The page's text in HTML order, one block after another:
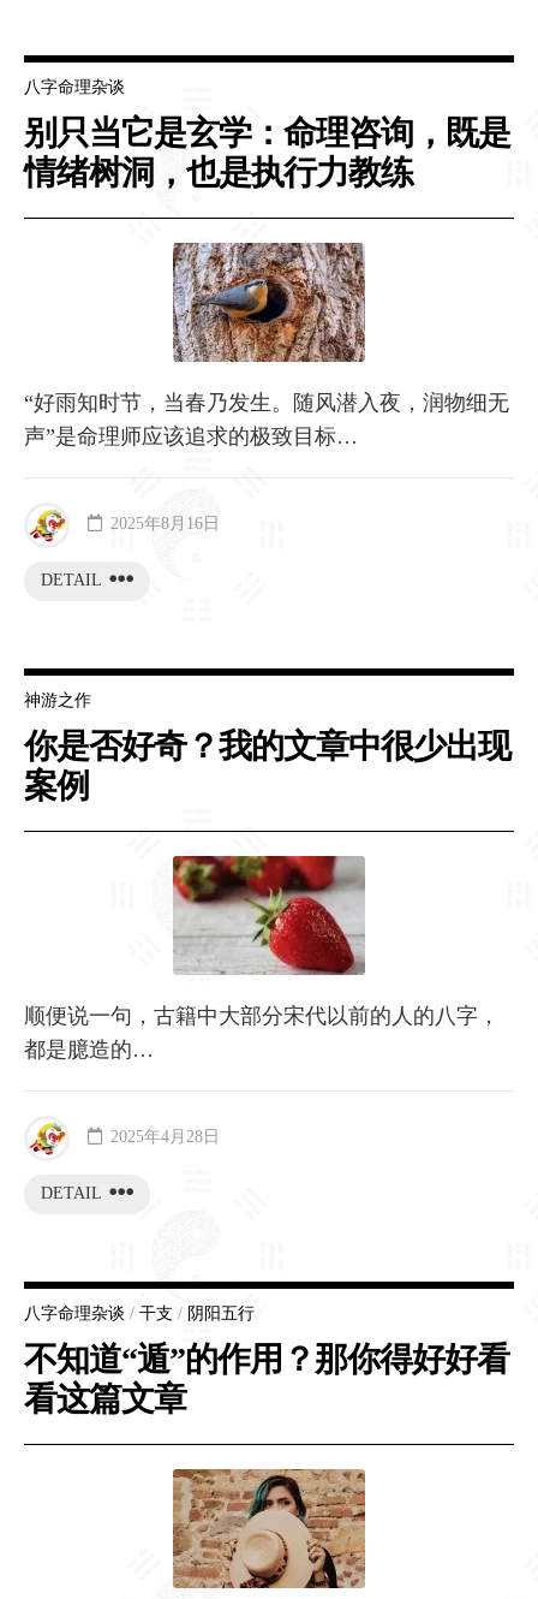
八字命理杂谈
别只当它是玄学：命理咨询，既是
情绪树洞，也是执行力教练
“好雨知时节，当春乃发生。随风潜入夜，润物细无
声”是命理师应该追求的极致目标…
DETAIL
2025年8月16日
神游之作
你是否好奇？我的文章中很少出现
案例
顺便说一句，古籍中大部分宋代以前的人的八字，
都是臆造的…
DETAIL
2025年4月28日
八字命理杂谈 / 干支 / 阴阳五行
不知道“遁”的作用？那你得好好看
看这篇文章